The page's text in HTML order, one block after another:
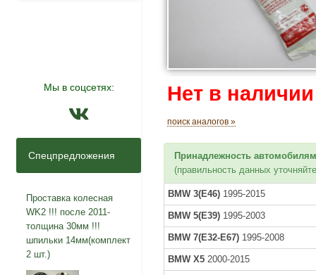
Мы в соцсетях:
Спецпредложения
Проставка колесная
WK2 !!! после 2011-
толщина 30мм !!!
шпильки 14мм(комплект
2 шт.)
Нет в наличии
поиск аналогов »
Принадлежность
(правильность данных
BMW 3(E46) 1995-2015
BMW 5(E39) 1995-2003
BMW 7(E32-E67) 1995-2008
BMW X5 2000-2015